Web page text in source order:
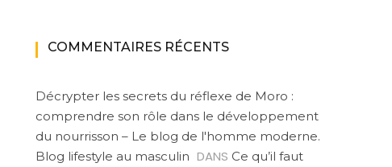
COMMENTAIRES RÉCENTS
Décrypter les secrets du réflexe de Moro :
comprendre son rôle dans le développement
du nourrisson – Le blog de l'homme moderne.
Blog lifestyle au masculin DANS Ce qu’il faut